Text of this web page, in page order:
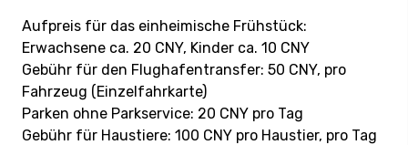
Aufpreis für das einheimische Frühstück:
Erwachsene ca. 20 CNY, Kinder ca. 10 CNY
Gebühr für den Flughafentransfer: 50 CNY, pro
Fahrzeug (Einzelfahrkarte)
Parken ohne Parkservice: 20 CNY pro Tag
Gebühr für Haustiere: 100 CNY pro Haustier, pro Tag